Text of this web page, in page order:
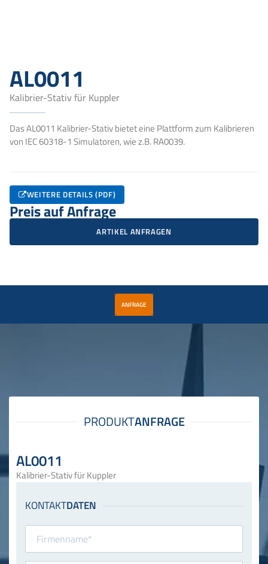
AL0011
Kalibrier-Stativ für Kuppler
Das AL0011 Kalibrier-Stativ bietet eine Plattform zum Kalibrieren
von IEC 60318-1 Simulatoren, wie z.B. RA0039.
WEITERE DETAILS (PDF)
Preis auf Anfrage
ARTIKEL ANFRAGEN
ANFRAGE
AL0011
Kalibrier-Stativ für Kuppler